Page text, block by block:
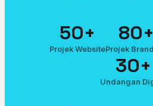
50+
Projek Website
80+
Projek
30+
Undangan